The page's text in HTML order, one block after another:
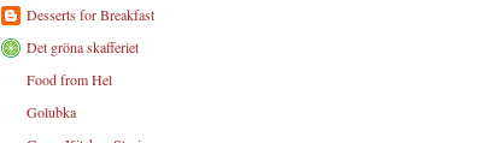
Desserts for Breakfast
Det gröna skafferiet
Food from Hel
Golubka